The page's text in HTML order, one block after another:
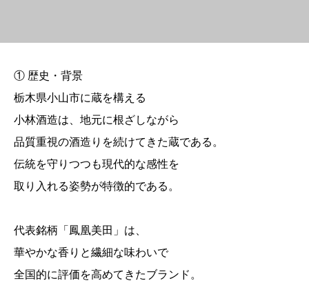
① 歴史・背景
栃木県小山市に蔵を構える
小林酒造は、地元に根ざしながら
品質重視の酒造りを続けてきた蔵である。
伝統を守りつつも現代的な感性を
取り入れる姿勢が特徴的である。
代表銘柄「鳳凰美田」は、
華やかな香りと繊細な味わいで
全国的に評価を高めてきたブランド。